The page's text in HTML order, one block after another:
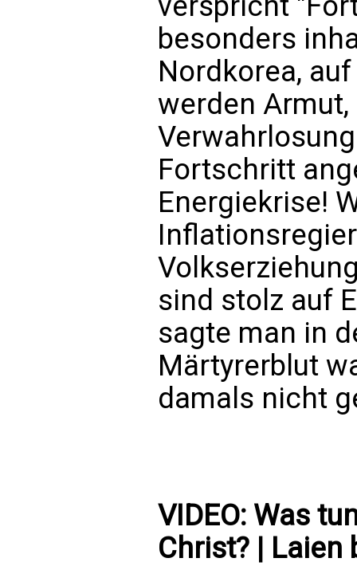
besonders
Nordkorea,
werden
Fortschritt
Energiekrise!
sind stolz auf
sagte man in
Märtyrerblut
damals nicht
VIDEO: Was
Christ? | Laien